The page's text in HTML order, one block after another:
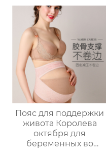
удобную поддержку,
контроль живота и
защиту талии.
Пояс для поддержки
живота Королева
октября для
беременных во